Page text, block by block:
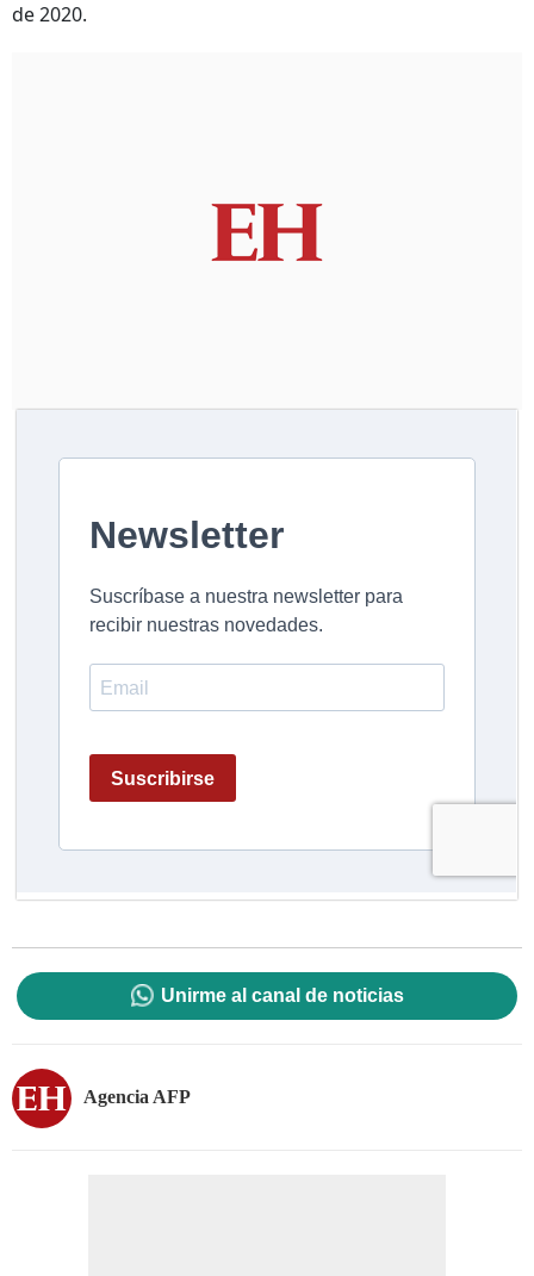
de 2020.
Unirme al canal de noticias
Agencia AFP